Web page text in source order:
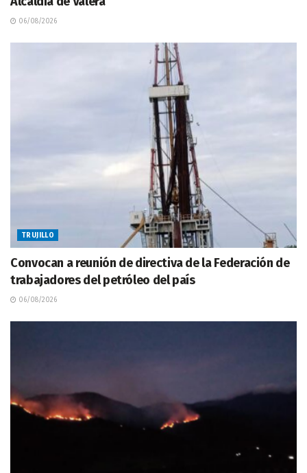
06/08/2026
TRUJILLO
Convocan a reunión de directiva de la Federación de
trabajadores del petróleo del país
06/08/2026